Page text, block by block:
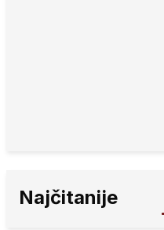
Najčitanije